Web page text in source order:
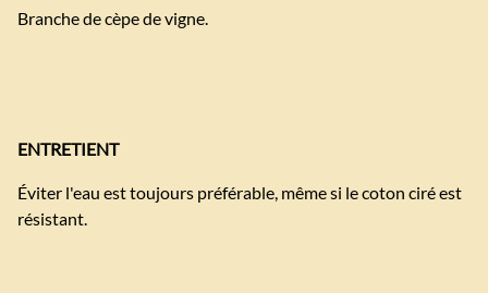
Branche de cèpe de vigne.
ENTRETIENT
Éviter l'eau est toujours préférable, même si le coton ciré est
résistant.